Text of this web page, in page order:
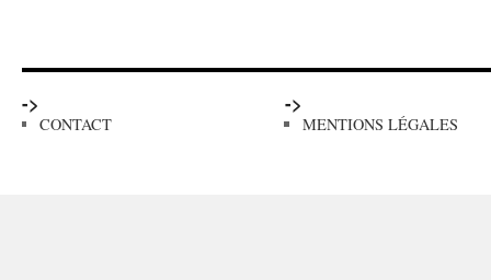
->
CONTACT
->
MENTIONS LÉGALES